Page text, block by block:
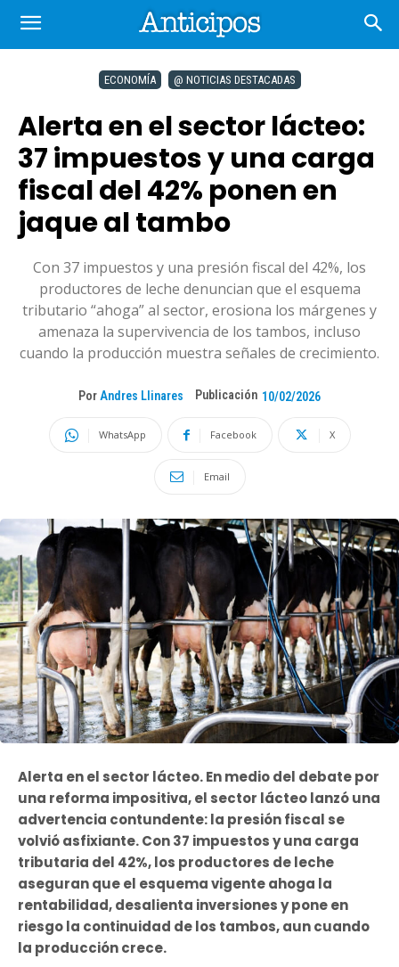
ECONOMÍA @ NOTICIAS DESTACADAS
Alerta en el sector lácteo:
37 impuestos y una carga
fiscal del 42% ponen en
jaque al tambo
Con 37 impuestos y una presión fiscal del 42%, los
productores de leche denuncian que el esquema
tributario “ahoga” al sector, erosiona los márgenes y
amenaza la supervivencia de los tambos, incluso
cuando la producción muestra señales de crecimiento.
Por Andres Llinares Publicación 10/02/2026
WhatsApp Facebook X
Email
Alerta en el sector lácteo. En medio del debate por
una reforma impositiva, el sector lácteo lanzó una
advertencia contundente: la presión fiscal se
volvió asfixiante. Con 37 impuestos y una carga
tributaria del 42%, los productores de leche
aseguran que el esquema vigente ahoga la
rentabilidad, desalienta inversiones y pone en
riesgo la continuidad de los tambos, aun cuando
la producción crece.